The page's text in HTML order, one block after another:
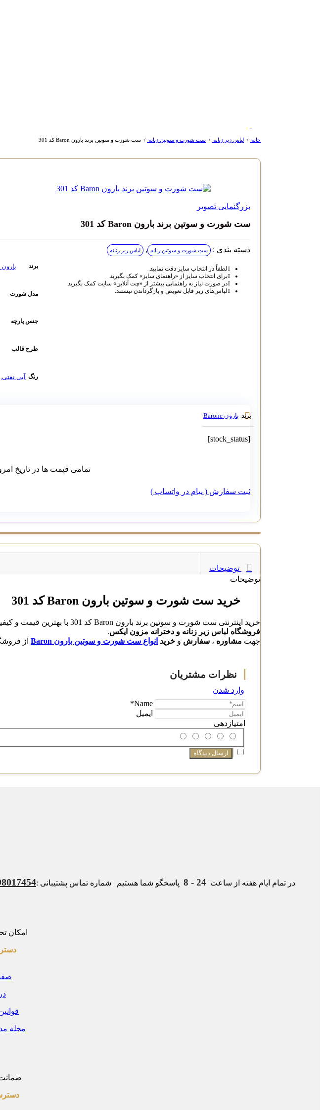
خانه / لباس زیر زنانه / ست شورت و سوتین زنانه / ست شورت و سوتین برند بارون Baron کد 301
بزرگنمایی تصویر
ست شورت و سوتین برند بارون Baron کد 301
دسته بندی : ست شورت و سوتین زنانه , لباس زیر زنانه
لطفاً در انتخاب سایز دقت نمایید.
برای انتخاب سایز از «راهنمای سایز» کمک بگیرید.
در صورت نیاز به راهنمایی بیشتر از «چت آنلاین» سایت کمک بگیرید.
لباس‌های زیر قابل تعویض و بازگرداندن نیستند.
برند بارون Barone
مدل شورت
جنس پارچه
طرح قالب
رنگ آبی نفتی
برند بارون Barone
[stock_status]
تمامی قیمت ها در تاریخ
ثبت سفارش ( پیام در واتساپ )
توضیحات
توضیحات
خرید ست شورت و سوتین بارون Baron کد 301
خرید اینترنتی ست شورت و سوتین برند بارون Baron کد 301 با بهترین قیمت و کیفیت بالا از تولید کنندگان برتر ، دارای ضمانت کیفیت و ارسال فوری محصولات در
فروشگاه لباس زیر زنانه و دخترانه مزون ایکس.
جهت مشاوره ، سفارش و خرید انواع ست شورت و سوتین بارون Baron از
وارد شدن
Name*
ایمیل
امتیازدهی
در تمام ایام هفته از ساعت 24 - 8 پاسخگو شما هستیم | شماره تماس پشتیبانی :
امکان
مجله